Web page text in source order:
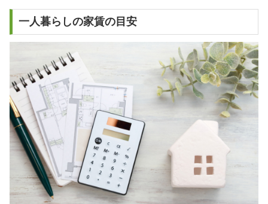
一人暮らしの家賃の目安